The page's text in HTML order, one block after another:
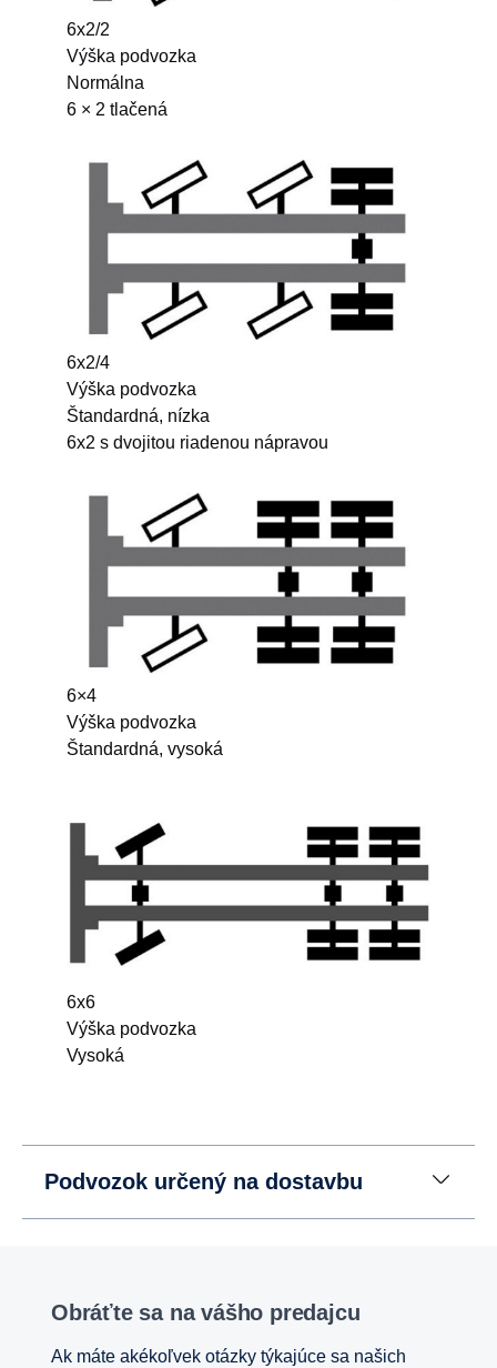
6x2/2
Výška podvozka
Normálna
6 × 2 tlačená
6x2/4
Výška podvozka
Štandardná, nízka
6x2 s dvojitou riadenou nápravou
6×4
Výška podvozka
Štandardná, vysoká
6x6
Výška podvozka
Vysoká
Podvozok určený na dostavbu
Obráťte sa na vášho predajcu
Ak máte akékoľvek otázky týkajúce sa našich